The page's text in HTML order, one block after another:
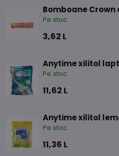
Bomboane Crown
Pe stoc
3,62 L
Anytime xilitol
Pe stoc
11,62 L
Anytime xilitol
Pe stoc
11,36 L